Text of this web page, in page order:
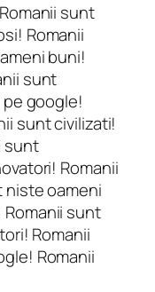
sunt
Romanii
buni!
sunt
google!
sunt civilizati!
sunt
Romanii
niste oameni
sunt
Romanii
Romanii